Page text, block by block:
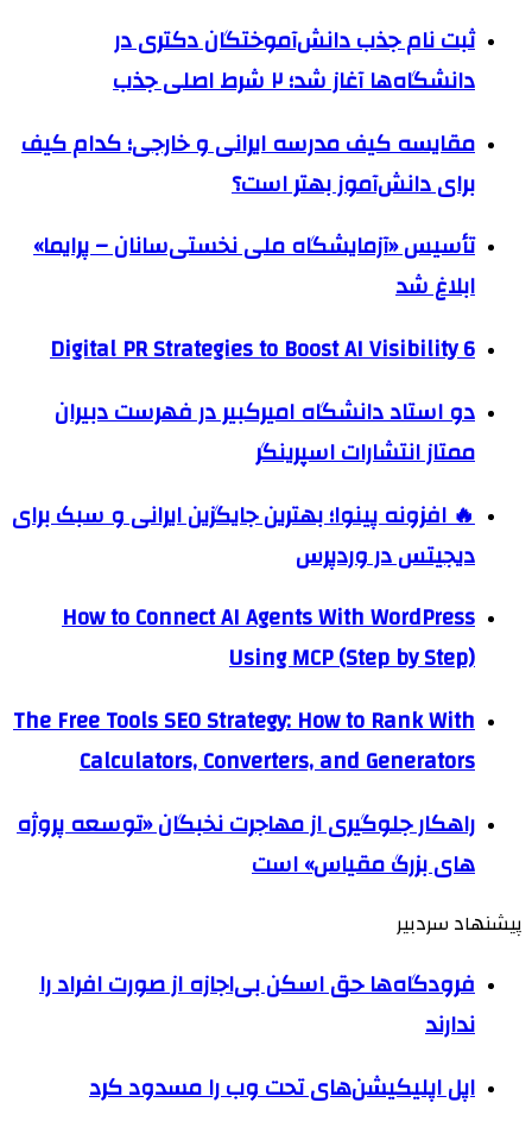
ثبت نام جذب دانش‌آموختگان دکتری در
دانشگاه‌ها آغاز شد؛ ۲ شرط اصلی جذب
مقایسه کیف مدرسه ایرانی و خارجی؛ کدام کیف
برای دانش‌آموز بهتر است؟
تأسیس «آزمایشگاه ملی نخستی‌سانان – پرایما»
ابلاغ شد
6 Digital PR Strategies to Boost AI Visibility
دو استاد دانشگاه امیرکبیر در فهرست دبیران
ممتاز انتشارات اسپرینگر
🔥 افزونه پینوا؛ بهترین جایگزین ایرانی و سبک برای
دیجیتس در وردپرس
How to Connect AI Agents With WordPress
Using MCP (Step by Step)
The Free Tools SEO Strategy: How to Rank With
Calculators, Converters, and Generators
راهکار جلوگیری از مهاجرت نخبگان «توسعه پروژه
های بزرگ مقیاس» است
پیشنهاد سردبیر
فرودگاه‌ها حق اسکن بی‌اجازه از صورت افراد را
ندارند
اپل اپلیکیشن‌های تحت وب را مسدود کرد